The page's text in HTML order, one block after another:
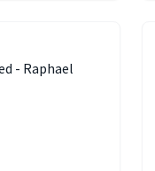
- Raphael